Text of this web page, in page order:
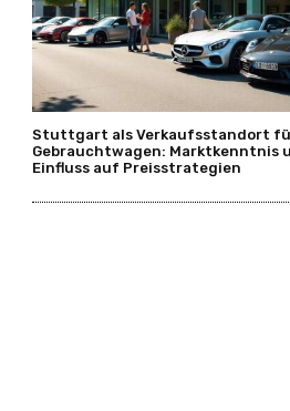
Stuttgart als Verkaufsstandort
Gebrauchtwagen: Marktkenntnis
Einfluss auf Preisstrategien